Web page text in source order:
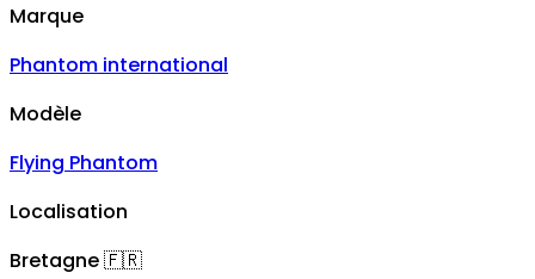
Marque
Phantom international
Modèle
Flying Phantom
Localisation
Bretagne🇫🇷